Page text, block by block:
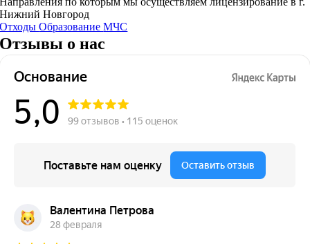
Нижний Новгород
ОтходыОбразованиеМЧС
Отзывы о нас